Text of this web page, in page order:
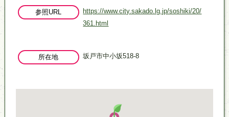
参照URL
https://www.city.sakado.lg.jp/soshiki/20/
361.html
所在地 坂戸市中小坂518-8